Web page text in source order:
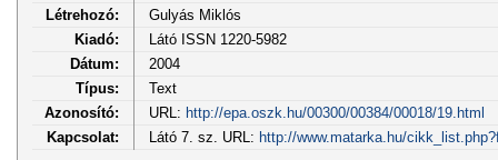
Létrehozó:
Gulyás Miklós
Kiadó:
Látó ISSN 1220-5982
Dátum:
2004
Típus:
Text
Azonosító:
URL: http://epa.oszk.hu/00300/00384/00018/19.html
Kapcsolat:
Látó 7. sz. URL: http://www.matarka.hu/